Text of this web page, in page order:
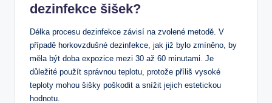
dezinfekce šišek?
Délka procesu dezinfekce závisí na zvolené metodě. V
případě horkovzdušné dezinfekce, jak již bylo zmíněno, by
měla být doba expozice mezi 30 až 60 minutami. Je
důležité použít správnou teplotu, protože příliš vysoké
teploty mohou šišky poškodit a snížit jejich estetickou
hodnotu.